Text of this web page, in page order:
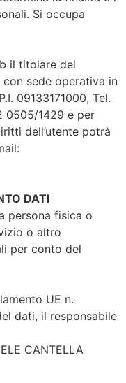
Si occupa
il titolare del
sede operativa in
09133171000, Tel.
0505/1429 e per
dell’utente potrà
DATI
persona fisica o
o altro
per conto del
UE n.
dati, il responsabile
CANTELLA